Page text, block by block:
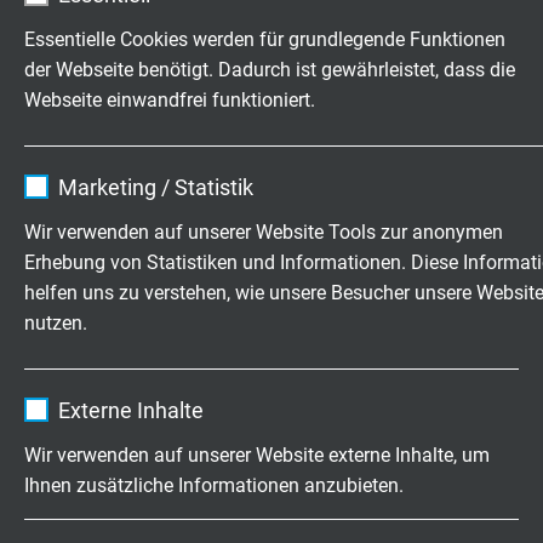
Essentielle Cookies werden für grundlegende Funktionen
der Webseite benötigt. Dadurch ist gewährleistet, dass die
Webseite einwandfrei funktioniert.
Laufzeit 1 Jahr
Marketing / Statistik
Wir verwenden auf unserer Website Tools zur anonymen
Erhebung von Statistiken und Informationen. Diese
helfen uns zu verstehen, wie unsere Besucher unsere Website
nutzen.
Laufzeit 2 Jahre
Externe Inhalte
Wir verwenden auf unserer Website externe Inhalte, um
Ihnen zusätzliche Informationen anzubieten.
CC 600 CY T
erweitertem Temperaturbereich und Cu-
Gesamtabschirmung
CC 600 MTW Typ MTW
PVC-Steuerleitung und Machine-Tool Cable mit
gemäß UL/(UL)/CSA